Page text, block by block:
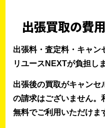
出張買取の費
出張料・査定料・キャン
リユースNEXTが負担し
出張後の買取がキャンセ
の請求はございません。
無料でご利用いただけま